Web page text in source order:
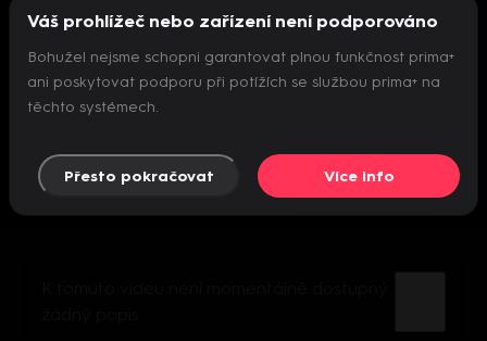
Nepodařilo se inicializovat přehrávač
Váš prohlížeč nebo zařízení není podporováno
Bohužel nejsme schopni garantovat plnou funkčnost prima+
ani poskytovat podporu při potížích se službou prima+ na
těchto systémech.
Přesto pokračovat Více info